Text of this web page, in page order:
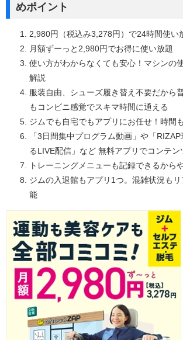
めポイント
2,980円（税込み3,278円）で24時間使い
月額ずーっと2,980円でお得に使い放題
使い方がわからなくても安心！マシンの
解説
服装自由、シューズ履き替え不要だから
もコンビニ感覚でスキマ時間に通える
ジムでも自宅でもアプリにお任せ！時間
「3日間集中プログラム動画」や「
るLIVE配信」など 無料アプリでコンテン
トレーニングメニューも記録できるから
ジムの入退館もアプリ1つ。混雑状況も
能